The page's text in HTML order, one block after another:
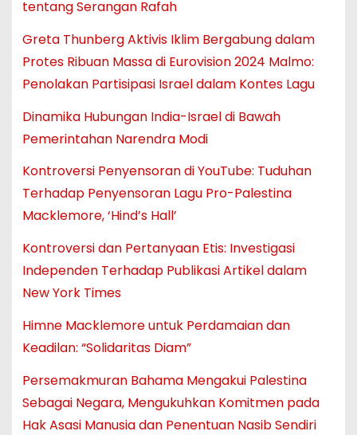
tentang Serangan Rafah
Greta Thunberg Aktivis Iklim Bergabung dalam
Protes Ribuan Massa di Eurovision 2024 Malmo:
Penolakan Partisipasi Israel dalam Kontes Lagu
Dinamika Hubungan India-Israel di Bawah
Pemerintahan Narendra Modi
Kontroversi Penyensoran di YouTube: Tuduhan
Terhadap Penyensoran Lagu Pro-Palestina
Macklemore, ‘Hind’s Hall’
Kontroversi dan Pertanyaan Etis: Investigasi
Independen Terhadap Publikasi Artikel dalam
New York Times
Himne Macklemore untuk Perdamaian dan
Keadilan: “Solidaritas Diam”
Persemakmuran Bahama Mengakui Palestina
Sebagai Negara, Mengukuhkan Komitmen pada
Hak Asasi Manusia dan Penentuan Nasib Sendiri